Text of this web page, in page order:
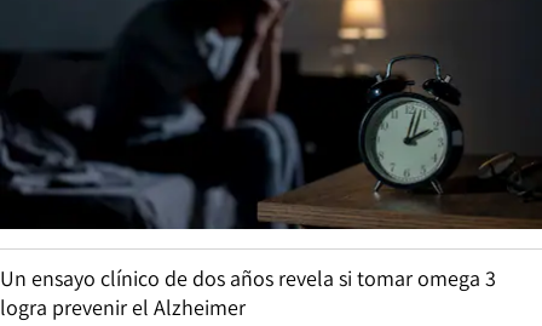
Un ensayo clínico de dos años revela si tomar omega 3
logra prevenir el Alzheimer